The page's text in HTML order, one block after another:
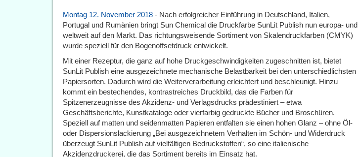
Montag 12. November 2018 - Nach erfolgreicher Einführung in Deutschland, Italien,
Portugal und Rumänien bringt Sun Chemical die Druckfarbe SunLit Publish nun europa- und
weltweit auf den Markt. Das richtungsweisende Sortiment von Skalendruckfarben (CMYK)
wurde speziell für den Bogenoffsetdruck entwickelt.
Mit einer Rezeptur, die ganz auf hohe Druckgeschwindigkeiten zugeschnitten ist, bietet
SunLit Publish eine ausgezeichnete mechanische Belastbarkeit bei den unterschiedlichsten
Papiersorten. Dadurch wird die Weiterverarbeitung erleichtert und beschleunigt. Hinzu
kommt ein bestechendes, kontrastreiches Druckbild, das die Farben für
Spitzenerzeugnisse des Akzidenz- und Verlagsdrucks prädestiniert – etwa
Geschäftsberichte, Kunstkataloge oder vierfarbig gedruckte Bücher und Broschüren.
Speziell auf matten und seidenmatten Papieren entfalten sie einen hohen Glanz – ohne Öl-
oder Dispersionslackierung „Bei ausgezeichnetem Verhalten im Schön- und Widerdruck
überzeugt SunLit Publish auf vielfältigen Bedruckstoffen“, so eine italienische
Akzidenzdruckerei, die das Sortiment bereits im Einsatz hat.